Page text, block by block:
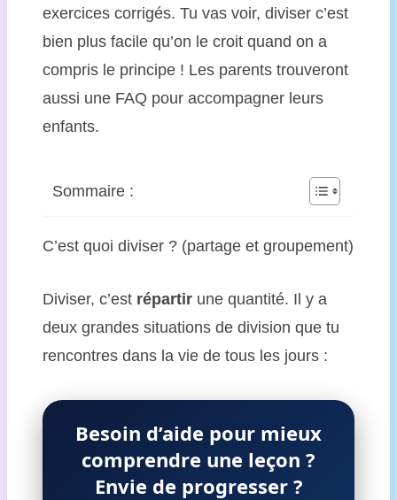
exercices corrigés. Tu vas voir, diviser c’est
bien plus facile qu’on le croit quand on a
compris le principe ! Les parents trouveront
aussi une FAQ pour accompagner leurs
enfants.
Sommaire :
C’est quoi diviser ? (partage et groupement)
Diviser, c’est répartirune quantité. Il y a
deux grandes situations de division que tu
rencontres dans la vie de tous les jours :
Besoin d’aide pour mieux
comprendre une leçon ?
Envie de progresser ?